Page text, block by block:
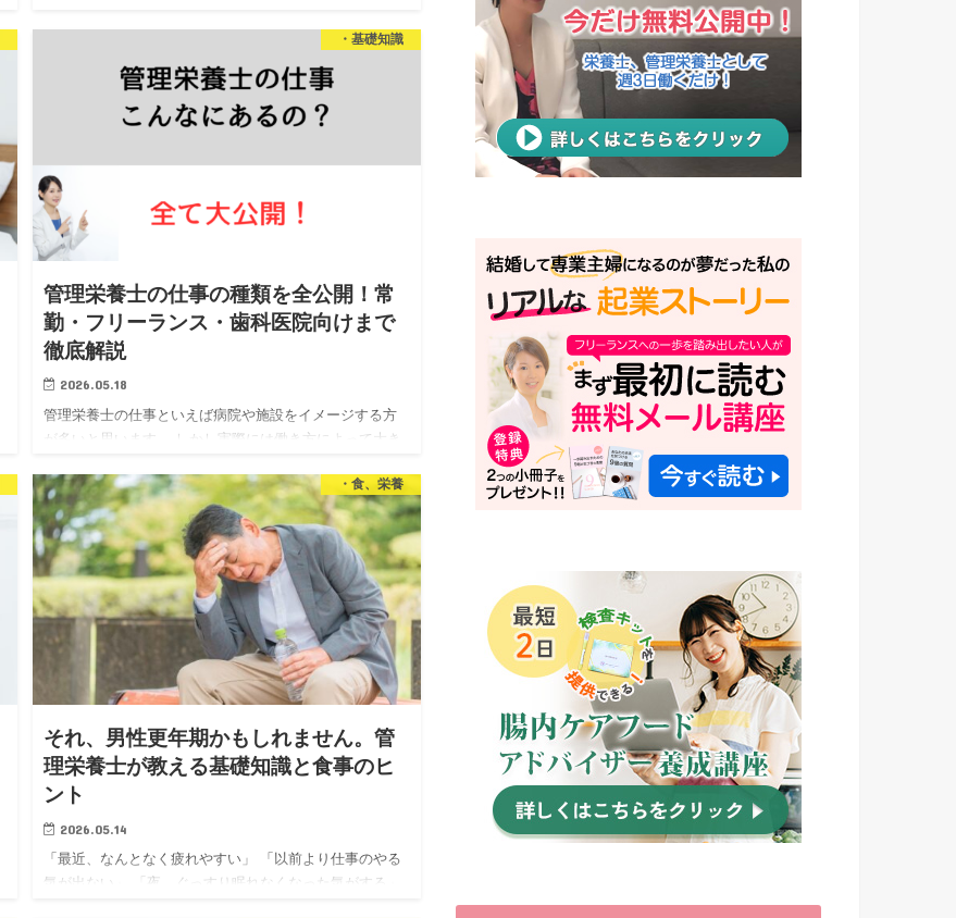
・基礎知識
管理栄養士の仕事の種類を全公開！常
勤・フリーランス・歯科医院向けまで
徹底解説
2026.05.18
管理栄養士の仕事といえば病院や施設をイメージする方
が多いと思います。 しかし実際には働き方によって大き
す。 「自分に合った仕事が見つからない」 「資格を活か
したいけど何…
・食、栄養
それ、男性更年期かもしれません。管
理栄養士が教える基礎知識と食事のヒ
ント
2026.05.14
「最近、なんとなく疲れやすい」 「以前より仕事のやる
気が出ない」 「夜、ぐっすり眠れなくなった気がする」